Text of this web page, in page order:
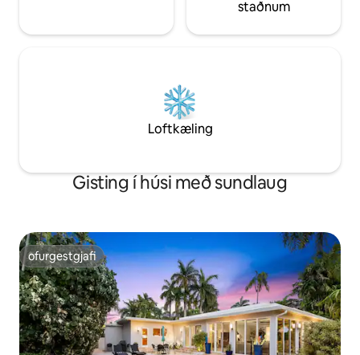
staðnum
Loftkæling
Gisting í húsi með sundlaug
ofurgestgjafi
ofurgestgjafi